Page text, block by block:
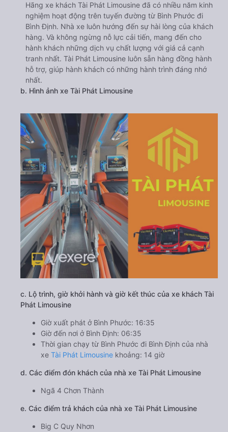
Hãng xe khách Tài Phát Limousine đã có nhiều năm kinh
nghiệm hoạt động trên tuyến đường từ Bình Phước đi
Bình Định. Nhà xe luôn hướng đến sự hài lòng của khách
hàng. Và không ngừng nỗ lực cải tiến, mang đến cho
hành khách những dịch vụ chất lượng với giá cả cạnh
tranh nhất. Tài Phát Limousine luôn sẵn hàng đồng hành
hỗ trợ, giúp hành khách có những hành trình đáng nhớ
nhất.
b. Hình ảnh xe Tài Phát Limousine
c. Lộ trình, giờ khởi hành và giờ kết thúc của xe khách Tài
Phát Limousine
Giờ xuất phát ở Bình Phước: 16:35
Giờ đến nơi ở Bình Định: 06:35
Thời gian chạy từ Bình Phước đi Bình Định của nhà
xe Tài Phát Limousine khoảng: 14 giờ
d. Các điểm đón khách của nhà xe Tài Phát Limousine
Ngã 4 Chơn Thành
e. Các điểm trả khách của nhà xe Tài Phát Limousine
Big C Quy Nhơn